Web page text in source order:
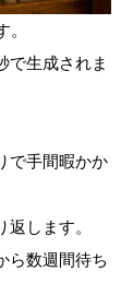
で生成されま
で手間暇かか
します。
ら数週間待ち